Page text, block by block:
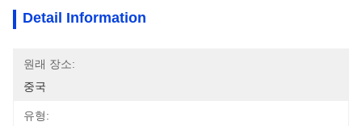
Detail Information
원래 장소:
중국
유형: